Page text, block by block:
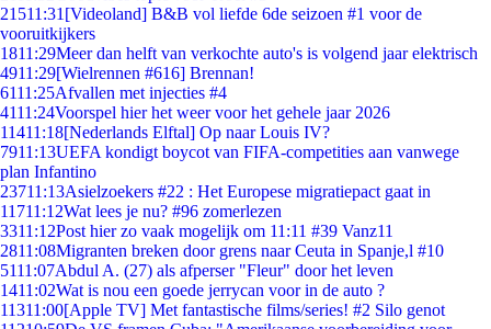
21511:31 [Videoland] B&B vol liefde 6de seizoen #1 voor de
vooruitkijkers
1811:29Meer dan helft van verkochte auto's is volgend jaar elektrisch
4911:29[Wielrennen #616] Brennan!
6111:25Afvallen met injecties #4
4111:24Voorspel hier het weer voor het gehele jaar 2026
11411:18[Nederlands Elftal] Op naar Louis IV?
7911:13UEFA kondigt boycot van FIFA-competities aan vanwege
plan Infantino
23711:13Asielzoekers #22 : Het Europese migratiepact gaat in
11711:12Wat lees je nu? #96 zomerlezen
3311:12Post hier zo vaak mogelijk om 11:11 #39 Vanz11
2811:08Migranten breken door grens naar Ceuta in Spanje,l #10
5111:07Abdul A. (27) als afperser "Fleur" door het leven
1411:02Wat is nou een goede jerrycan voor in de auto ?
11311:00[Apple TV] Met fantastische films/series! #2 Silo genot